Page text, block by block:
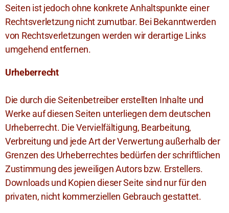
Seiten ist jedoch ohne konkrete Anhaltspunkte einer
Rechtsverletzung nicht zumutbar. Bei Bekanntwerden
von Rechtsverletzungen werden wir derartige Links
umgehend entfernen.
Urheberrecht
Die durch die Seitenbetreiber erstellten Inhalte und
Werke auf diesen Seiten unterliegen dem deutschen
Urheberrecht. Die Vervielfältigung, Bearbeitung,
Verbreitung und jede Art der Verwertung außerhalb der
Grenzen des Urheberrechtes bedürfen der schriftlichen
Zustimmung des jeweiligen Autors bzw. Erstellers.
Downloads und Kopien dieser Seite sind nur für den
privaten, nicht kommerziellen Gebrauch gestattet.